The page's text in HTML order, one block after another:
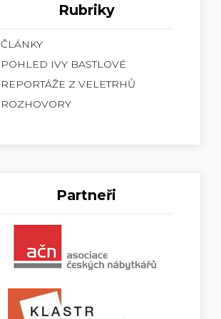
Rubriky
ČLÁNKY
POHLED IVY BASTLOVÉ
REPORTÁŽE Z VELETRHŮ
ROZHOVORY
Partneři